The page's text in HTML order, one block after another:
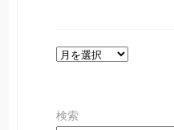
ア
イ
検索